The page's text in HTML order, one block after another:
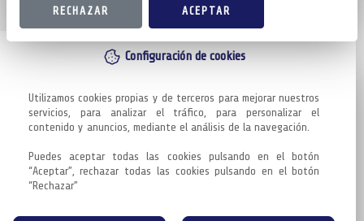
RECHAZAR ACEPTAR
Configuración de cookies
Utilizamos cookies propias y de terceros para mejorar nuestros
servicios, para analizar el tráfico, para personalizar el
contenido y anuncios, mediante el análisis de la navegación.
Puedes aceptar todas las cookies pulsando en el botón
“Aceptar”, rechazar todas las cookies pulsando en el botón
“Rechazar”